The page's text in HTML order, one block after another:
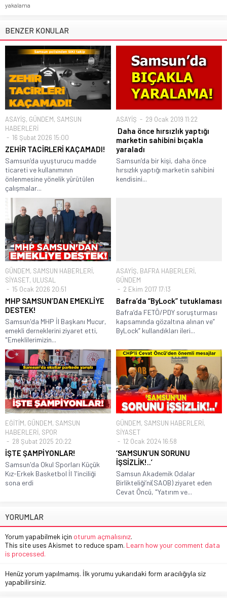
yakalama
BENZER KONULAR
ASAYİŞ, GÜNDEM, SAMSUN
HABERLERİ
16 Şubat 2026 15:00
ZEHİR TACİRLERİ KAÇAMADI!
Samsun’da uyuşturucu madde
ticareti ve kullanımının
önlenmesine yönelik yürütülen
çalışmalar...
ASAYİŞ 29 Ocak 2019 11:22
Daha önce hırsızlık yaptığı
marketin sahibini bıçakla
yaraladı
Samsun’da bir kişi, daha önce
hırsızlık yaptığı marketin sahibini
kendisini...
GÜNDEM, SAMSUN HABERLERİ,
SİYASET, ULUSAL
15 Ocak 2026 20:51
MHP SAMSUN’DAN EMEKLİYE
DESTEK!
Samsun'da MHP İl Başkanı Mucur,
emekli derneklerini ziyaret etti,
"Emeklilerimizin...
ASAYİŞ, BAFRA HABERLERİ,
GÜNDEM
2 Ekim 2017 17:13
Bafra’da “ByLock” tutuklaması
Bafra’da FETÖ/PDY soruşturması
kapsamında gözaltına alınan ve”
ByLock” kullandıkları ileri...
EĞİTİM, GÜNDEM, SAMSUN
HABERLERİ, SPOR
28 Şubat 2025 20:22
İŞTE ŞAMPİYONLAR!
Samsun'da Okul Sporları Küçük
Kız-Erkek Basketbol İl 1'inciliği
sona erdi
GÜNDEM, SAMSUN HABERLERİ,
SİYASET
12 Ocak 2024 16:58
‘SAMSUN’UN SORUNU
İŞSİZLİK!..’
Samsun Akademik Odalar
Birlikteliği’ni(SAOB) ziyaret eden
Cevat Öncü, "Yatırım ve...
YORUMLAR
Yorum yapabilmek için oturum açmalısınız.
This site uses Akismet to reduce spam. Learn how your comment data
is processed.
Henüz yorum yapılmamış. İlk yorumu yukarıdaki form aracılığıyla siz
yapabilirsiniz.